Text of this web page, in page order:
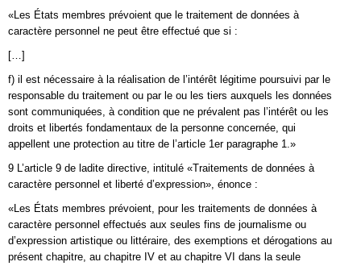
«Les États membres prévoient que le traitement de données à
caractère personnel ne peut être effectué que si :
[…]
f) il est nécessaire à la réalisation de l’intérêt légitime poursuivi par le
responsable du traitement ou par le ou les tiers auxquels les données
sont communiquées, à condition que ne prévalent pas l’intérêt ou les
droits et libertés fondamentaux de la personne concernée, qui
appellent une protection au titre de l’article 1er paragraphe 1.»
9 L’article 9 de ladite directive, intitulé «Traitements de données à
caractère personnel et liberté d’expression», énonce :
«Les États membres prévoient, pour les traitements de données à
caractère personnel effectués aux seules fins de journalisme ou
d’expression artistique ou littéraire, des exemptions et dérogations au
présent chapitre, au chapitre IV et au chapitre VI dans la seule